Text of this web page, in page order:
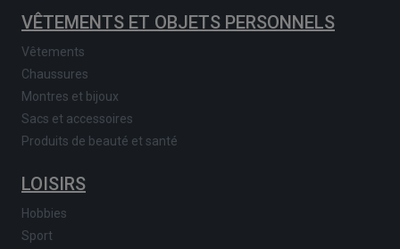
VÊTEMENTS ET OBJETS PERSONNELS
Vêtements
Chaussures
Montres et bijoux
Sacs et accessoires
Produits de beauté et santé
LOISIRS
Hobbies
Sport